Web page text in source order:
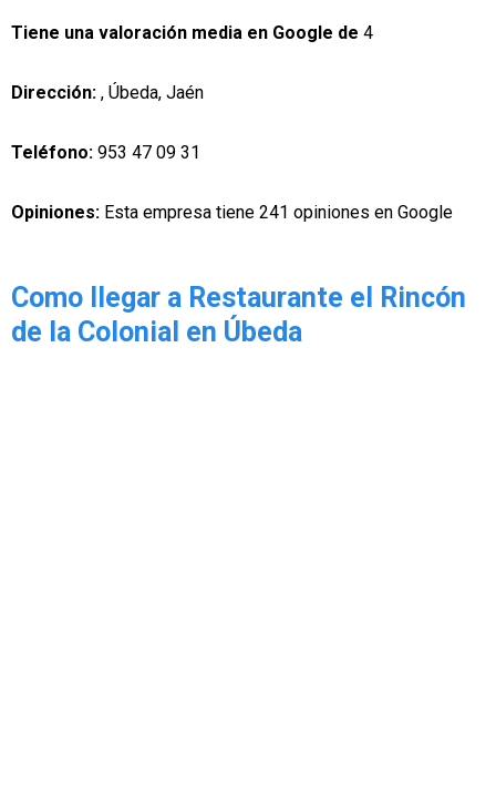
Tiene una valoración media en Google de 4
Dirección: , Úbeda, Jaén
Teléfono: 953 47 09 31
Opiniones: Esta empresa tiene 241 opiniones en Google
Como llegar a Restaurante el Rincón
de la Colonial en Úbeda